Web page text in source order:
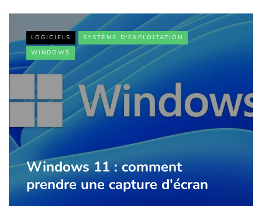
LOGICIELS
SYSTÈME D'EXPLOITATION
WINDOWS
Windows 11 : comment
prendre une capture d'écran